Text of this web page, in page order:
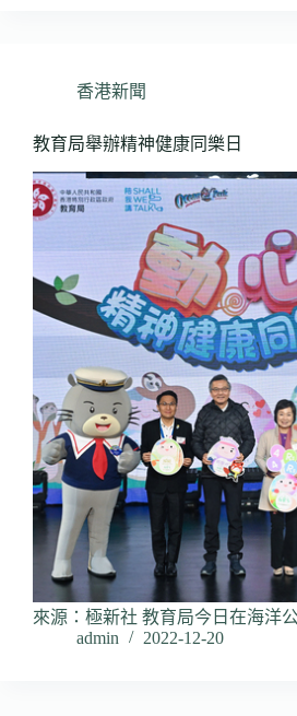
香港新聞
教育局舉辦精神健康同樂日
來源：極新社 教育局今日在海洋
admin
2022-12-20